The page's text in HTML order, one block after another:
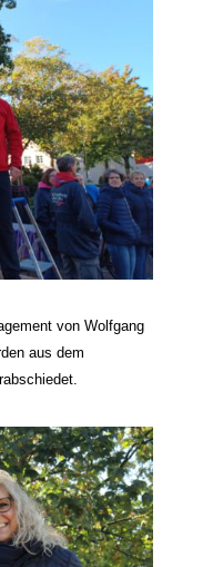
von Wolfgang
aus dem